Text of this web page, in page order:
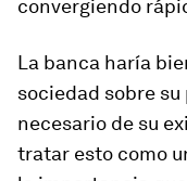
convergiendo
La banca haría
sociedad sobre
necesario de su
tratar esto como